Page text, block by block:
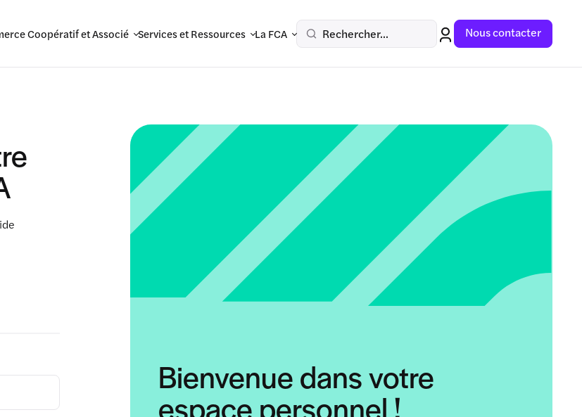
Coopératif et Associé Services et Ressources La FCA Rechercher... Nous contacter
Bienvenue dans votre
espace personnel !